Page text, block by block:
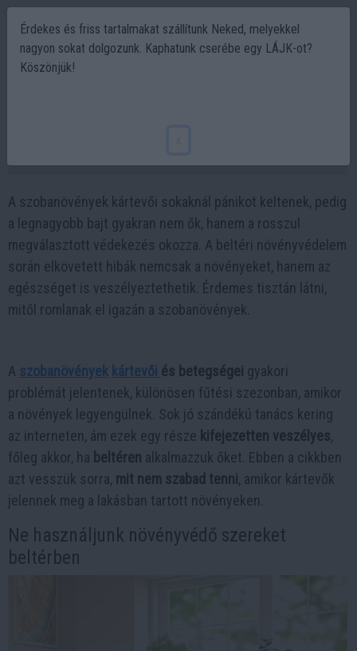
A szobanövények kártevői sokaknál pánikot keltenek, pedig
a legnagyobb bajt gyakran nem ők, hanem a rosszul
megválasztott védekezés okozza. A beltéri növényvédelem
során elkövetett hibák nemcsak a növényeket, hanem az
egészséget is veszélyeztethetik. Érdemes tisztán látni,
mitől romlanak el igazán a szobanövények.
A szobanövények kártevői és betegségei gyakori
problémát jelentenek, különösen fűtési szezonban, amikor
a növények legyengülnek. Sok jó szándékú tanács kering
az interneten, ám ezek egy része kifejezetten veszélyes,
főleg akkor, ha beltéren alkalmazzuk őket. Ebben a cikkben
azt vesszük sorra, mit nem szabad tenni , amikor kártevők
jelennek meg a lakásban tartott növényeken.
Ne használjunk növényvédő szereket
beltérben
Érdekes és friss tartalmakat szállítunk Neked, melyekkel
nagyon sokat dolgozunk. Kaphatunk cserébe egy LÁJK-ot?
Köszönjük!